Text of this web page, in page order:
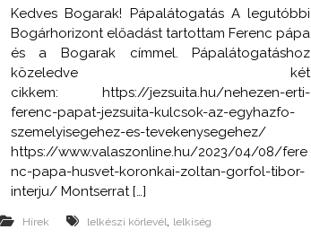
Kedves Bogarak! Pápalátogatás A legutóbbi
Bogárhorizont előadást tartottam Ferenc pápa
és a Bogarak címmel. Pápalátogatáshoz
közeledve két
cikkem: https://jezsuita.hu/nehezen-erti-
ferenc-papat-jezsuita-kulcsok-az-egyhazfo-
szemelyisegehez-es-tevekenysegehez/
https://www.valaszonline.hu/2023/04/08/fere
nc-papa-husvet-koronkai-zoltan-gorfol-tibor-
interju/ Montserrat […]
Hírek lelkészi körlevél lelkiség